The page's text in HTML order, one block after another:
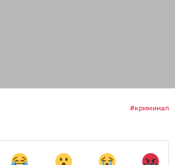
криминал